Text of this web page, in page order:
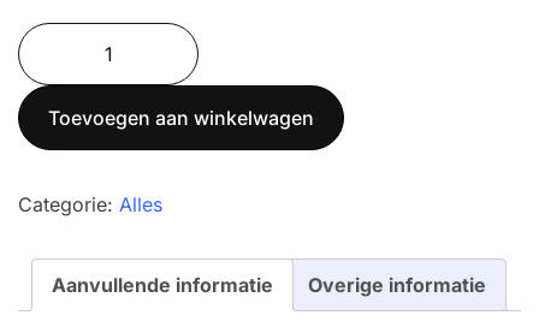
C315.6.F1.K
aantal
Toevoegen aan winkelwagen
Categorie: Alles
Aanvullende informatie Overige informatie